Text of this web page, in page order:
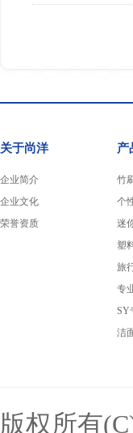
关于尚洋
企业简介
企业文化
荣誉资质
产
竹
个
迷
塑
旅
专
SY
洁
版权所有